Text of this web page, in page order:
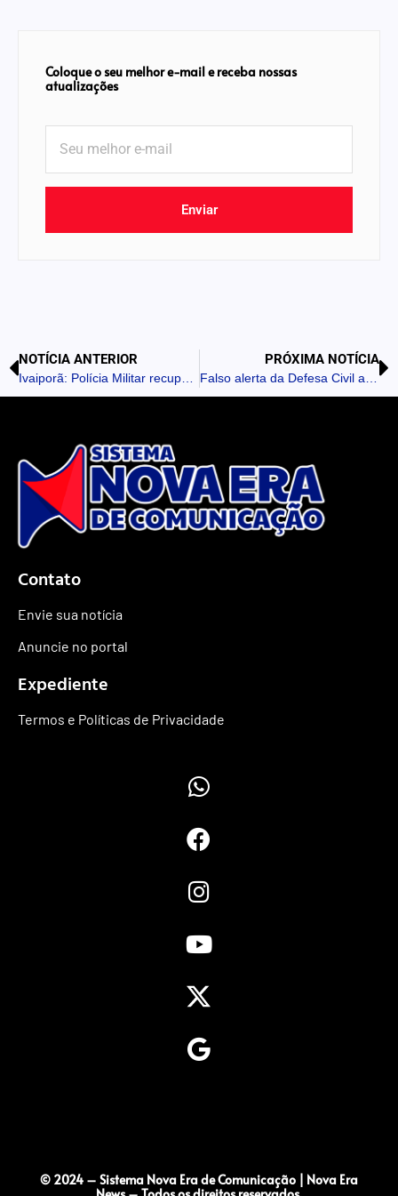
Coloque o seu melhor e-mail e receba nossas
atualizações
Enviar
NOTÍCIA ANTERIOR
Ivaiporã: Polícia Militar recupera dois veículos em ações distintas
PRÓXIMA NOTÍCIA
Falso alerta da Defesa Civil atingiu cerca de 30 milhões em 8 estados
Contato
Envie sua notícia
Anuncie no portal
Expediente
Termos e Políticas de Privacidade
© 2024 – Sistema Nova Era de Comunicação | Nova Era